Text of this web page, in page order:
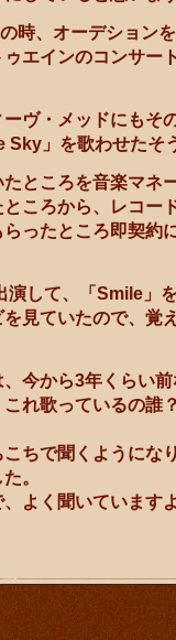
時、オーデション
エインのコンサー
ヴ・メッドにもそ
Sky」を歌わせたそ
ところを音楽マネ
ころから、レコー
ったところ即契約
演して、「Smile」
見ていたので、覚
今から3年くらい
れ歌っているの誰
ちで聞くようにな
。
よく聞いています